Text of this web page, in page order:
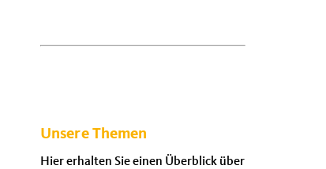
Unsere Themen
Hier erhalten Sie einen Überblick über